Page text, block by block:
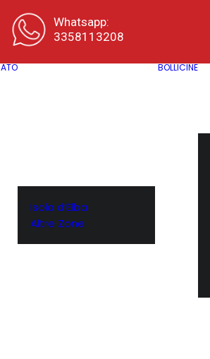
Whatsapp:
3358113208
Isola d’Elba
Altre Zone
BOLLICINE